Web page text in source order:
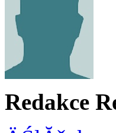
Redakce